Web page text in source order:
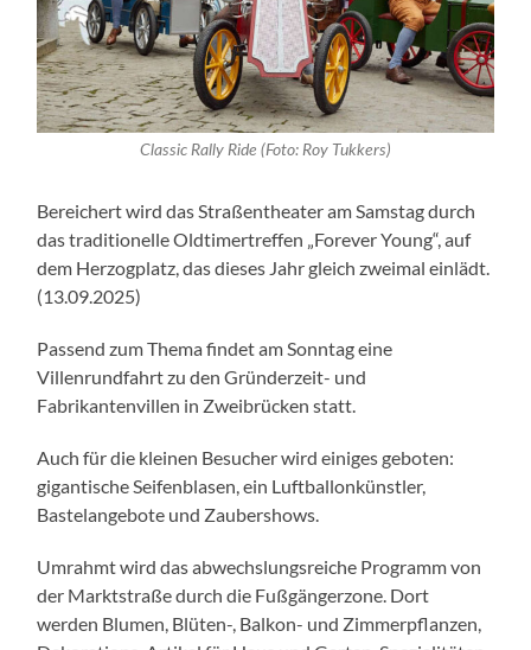
Classic Rally Ride (Foto: Roy Tukkers)
Bereichert wird das Straßentheater am Samstag durch
das traditionelle Oldtimertreffen „Forever Young“, auf
dem Herzogplatz, das dieses Jahr gleich zweimal einlädt.
(13.09.2025)
Passend zum Thema findet am Sonntag eine
Villenrundfahrt zu den Gründerzeit- und
Fabrikantenvillen in Zweibrücken statt.
Auch für die kleinen Besucher wird einiges geboten:
gigantische Seifenblasen, ein Luftballonkünstler,
Bastelangebote und Zaubershows.
Umrahmt wird das abwechslungsreiche Programm von
der Marktstraße durch die Fußgängerzone. Dort
werden Blumen, Blüten-, Balkon- und Zimmerpflanzen,